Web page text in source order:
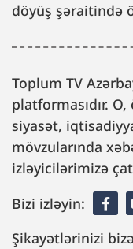
döyüş şəraitində
Toplum TV
platformasıdır.
siyasət,
mövzularında
izləyicilərimizə
Bizi izləyin:
Şikayətlərinizi